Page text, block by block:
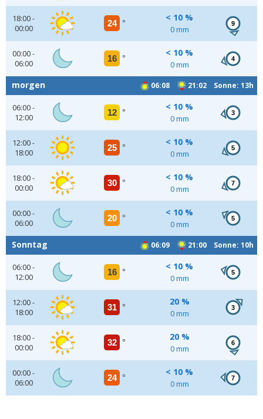
18:00 -
00:00
24 °
< 10 %
0 mm
9
00:00 -
06:00
16 °
< 10 %
0 mm
4
06:08 21:02 Sonne: 13h
morgen
06:00 -
12:00
12 °
< 10 %
0 mm
3
12:00 -
18:00
25 °
< 10 %
0 mm
5
18:00 -
00:00
30 °
< 10 %
0 mm
7
00:00 -
06:00
20 °
< 10 %
0 mm
5
06:09 21:00 Sonne: 10h
Sonntag
06:00 -
12:00
16 °
< 10 %
0 mm
5
12:00 -
18:00
31 °
20 %
0 mm
3
18:00 -
00:00
32 °
20 %
0 mm
6
00:00 -
06:00
24 °
< 10 %
0 mm
7